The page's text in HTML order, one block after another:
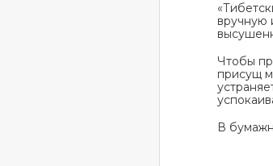
вручную
Чтобы
присущ
В